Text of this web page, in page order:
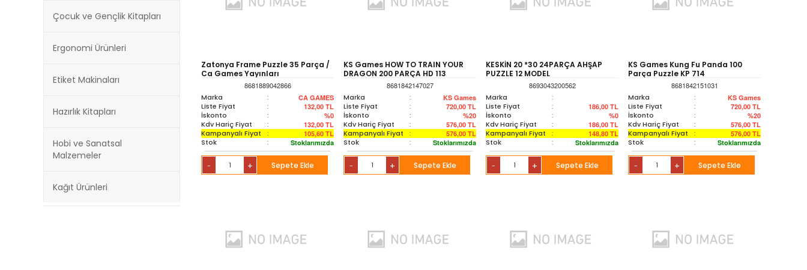
Çocuk ve Gençlik Kitapları
Ergonomi Ürünleri
Etiket Makinaları
Hazırlık Kitapları
Hobi ve Sanatsal
Malzemeler
Kağıt Ürünleri
Zatonya Frame Puzzle 35 Parça /
Ca Games Yayınları
8681889042866
Marka
: CA GAMES
Liste Fiyat : 132,00 TL
İskonto : %0
Kdv Hariç Fiyat : 132,00 TL
Kampanyalı Fiyat : 105,60 TL
Stok : Stoklarımızda
- + Sepete Ekle
KS Games HOW TO TRAIN YOUR
DRAGON 200 PARÇA HD 113
8681842147027
Marka
: KS Games
Liste Fiyat : 720,00 TL
İskonto : %20
Kdv Hariç Fiyat : 576,00 TL
Kampanyalı Fiyat : 576,00 TL
Stok : Stoklarımızda
- + Sepete Ekle
KESKİN 20 *30 24PARÇA AHŞAP
PUZZLE 12 MODEL
8693043200562
Marka
:
Liste Fiyat
: 186,00 TL
İskonto : %0
Kdv Hariç Fiyat : 186,00 TL
Kampanyalı Fiyat : 148,80 TL
Stok : Stoklarımızda
- + Sepete Ekle
KS Games Kung Fu Panda 100
Parça Puzzle KP 714
8681842151031
Marka
: KS Games
Liste Fiyat : 720,00 TL
İskonto : %20
Kdv Hariç Fiyat : 576,00 TL
Kampanyalı Fiyat : 576,00 TL
Stok : Stoklarımızda
- + Sepete Ekle